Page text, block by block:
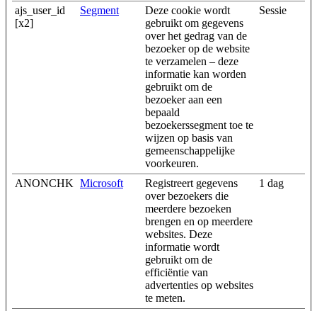
ajs_user_id
[x2]
Segment
Deze cookie wordt
gebruikt om gegevens
over het gedrag van de
bezoeker op de website
te verzamelen – deze
informatie kan worden
gebruikt om de
bezoeker aan een
bepaald
bezoekerssegment toe te
wijzen op basis van
gemeenschappelijke
voorkeuren.
Sessie
ANONCHK Microsoft
Registreert gegevens
over bezoekers die
meerdere bezoeken
brengen en op meerdere
websites. Deze
informatie wordt
gebruikt om de
efficiëntie van
advertenties op websites
te meten.
1 dag